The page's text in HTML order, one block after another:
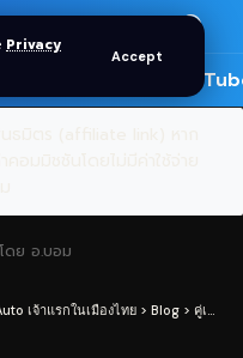
Privacy
Accept
🎬
ดย อ.บอม
เจ้าแรกในเมืองไทย > Blog > คู่เงิน Forex